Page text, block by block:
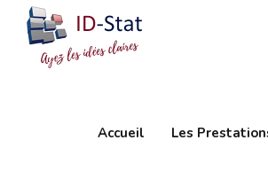
Accueil Les